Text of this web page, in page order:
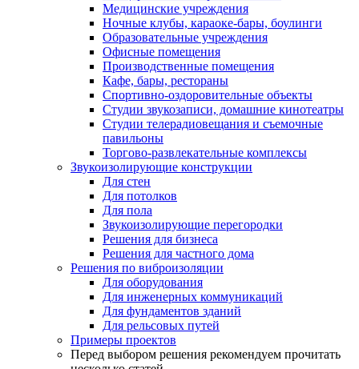
Медицинские учреждения
Ночные клубы, караоке-бары, боулинги
Образовательные учреждения
Офисные помещения
Производственные помещения
Кафе, бары, рестораны
Спортивно-оздоровительные объекты
Студии звукозаписи, домашние кинотеатры
Студии телерадиовещания и съемочные
павильоны
Торгово-развлекательные комплексы
Звукоизолирующие конструкции
Для стен
Для потолков
Для пола
Звукоизолирующие перегородки
Решения для бизнеса
Решения для частного дома
Решения по виброизоляции
Для оборудования
Для инженерных коммуникаций
Для фундаментов зданий
Для рельсовых путей
Примеры проектов
Перед выбором решения рекомендуем прочитать